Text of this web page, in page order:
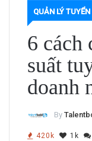
QUẢN LÝ
6 cách
suất
doanh
By
420k 1k